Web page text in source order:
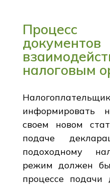
налоговым
информировать
своем новом
подаче
подоходному
режим должен
процессе подачи